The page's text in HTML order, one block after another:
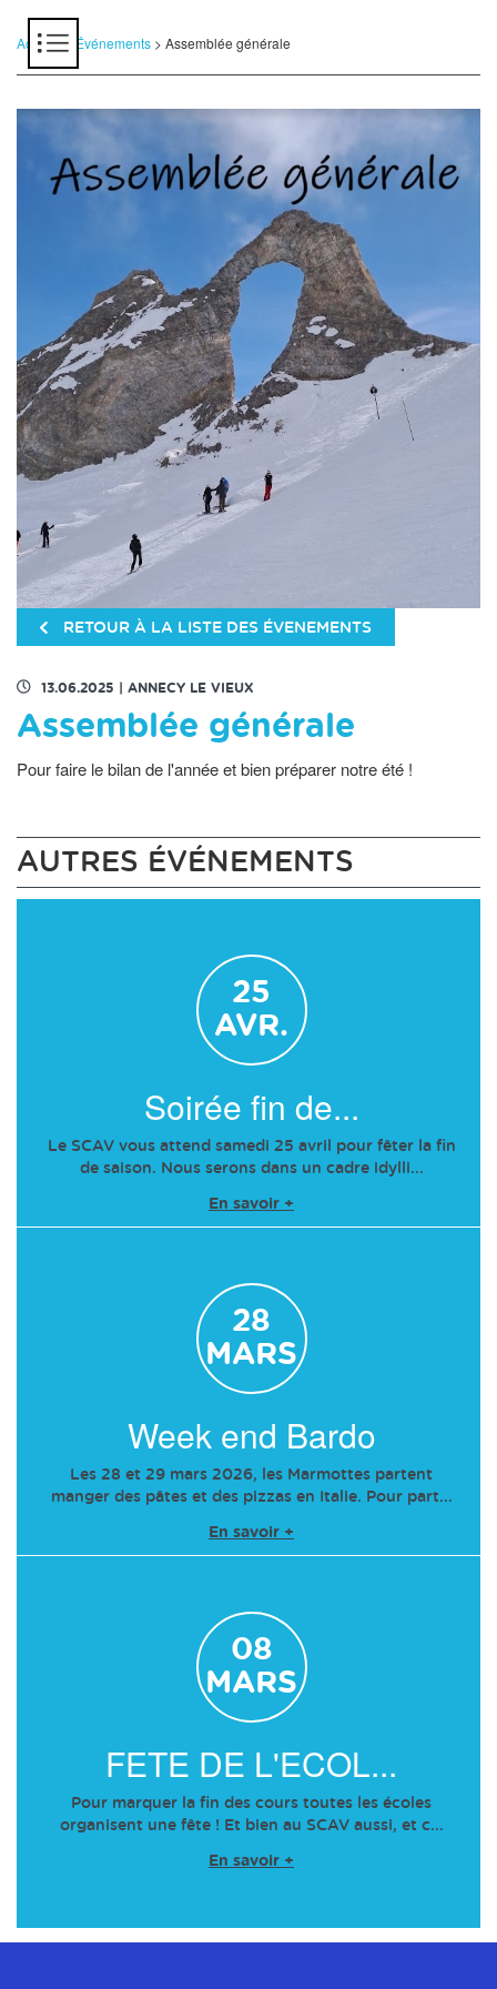
Accueil> Événements > Assemblée générale
RETOUR À LA LISTE DES ÉVENEMENTS
13.06.2025 ANNECY LE VIEUX
Assemblée générale
Pour faire le bilan de l'année et bien préparer notre été !
AUTRES ÉVÉNEMENTS
25
AVR.
Soirée fin de...
Le SCAV vous attend samedi 25 avril pour fêter la fin
de saison. Nous serons dans un cadre idylli...
En savoir +
28
MARS
Week end Bardo
Les 28 et 29 mars 2026, les Marmottes partent
manger des pâtes et des pizzas en Italie. Pour part...
En savoir +
08
MARS
FETE DE L'ECOL...
Pour marquer la fin des cours toutes les écoles
organisent une fête ! Et bien au SCAV aussi, et c...
En savoir +